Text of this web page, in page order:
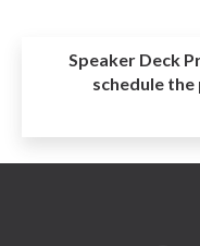
Speaker Deck
schedule